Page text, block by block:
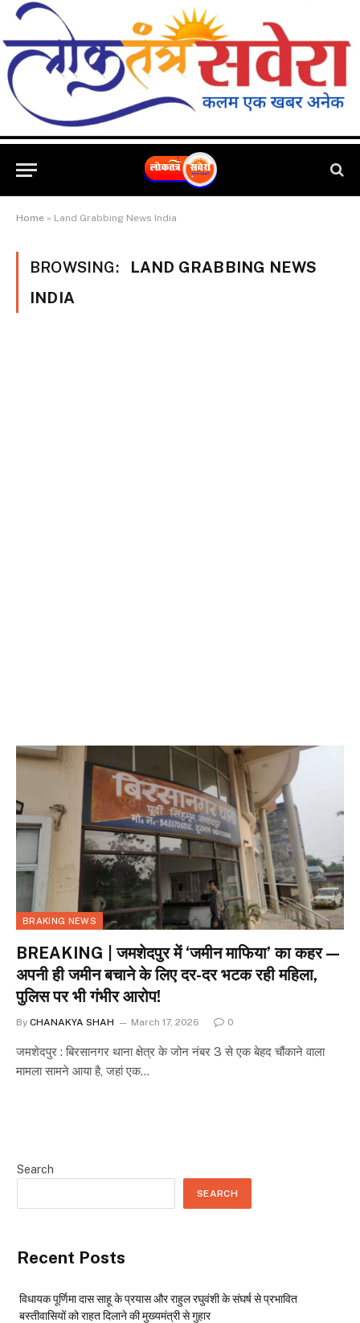
Home » Land Grabbing News India
BROWSING:
LAND GRABBING NEWS
INDIA
BRAKING NEWS
BREAKING | जमशेदपुर में ‘जमीन माफिया’ का कहर —
अपनी ही जमीन बचाने के लिए दर-दर भटक रही महिला,
पुलिस पर भी गंभीर आरोप!
By CHANAKYA SHAH March 17, 2026 0
जमशेदपुर : बिरसानगर थाना क्षेत्र के जोन नंबर 3 से एक बेहद चौंकाने वाला
मामला सामने आया है, जहां एक…
Search
SEARCH
Recent Posts
विधायक पूर्णिमा दास साहू के प्रयास और राहुल रघुवंशी के संघर्ष से प्रभावित
बस्तीवासियों को राहत दिलाने की मुख्यमंत्री से गुहार